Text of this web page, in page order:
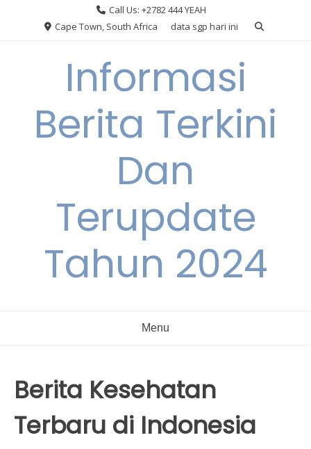
Call Us: +2782 444 YEAH
Cape Town, South Africa
data sgp hari ini
Informasi
Berita Terkini
Dan
Terupdate
Tahun 2024
Menu
Berita Kesehatan
Terbaru di Indonesia